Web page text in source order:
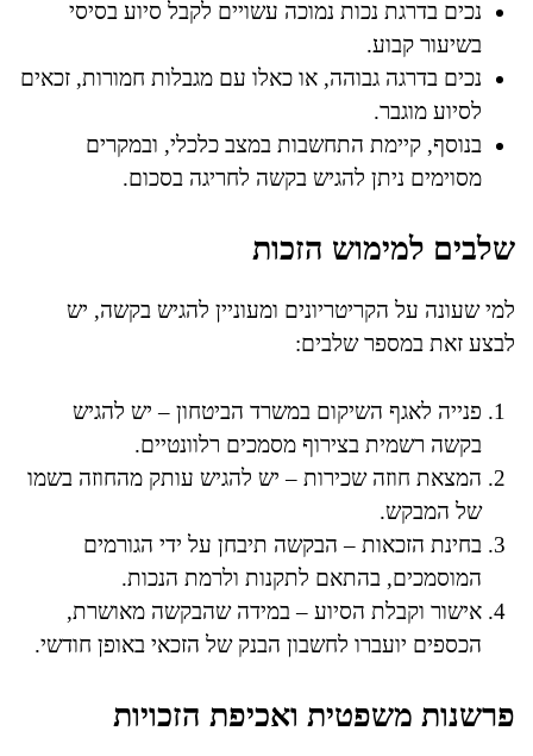
נכים בדרגת נכות נמוכה עשויים לקבל סיוע בסיסי
בשיעור קבוע.
נכים בדרגה גבוהה, או כאלו עם מגבלות חמורות, זכאים
לסיוע מוגבר.
בנוסף, קיימת התחשבות במצב כלכלי, ובמקרים
מסוימים ניתן להגיש בקשה לחריגה בסכום.
שלבים למימוש הזכות
למי שעונה על הקריטריונים ומעוניין להגיש בקשה, יש
לבצע זאת במספר שלבים:
פנייה לאגף השיקום במשרד הביטחון – יש להגיש
בקשה רשמית בצירוף מסמכים רלוונטיים.
המצאת חוזה שכירות – יש להגיש עותק מהחוזה בשמו
של המבקש.
בחינת הזכאות – הבקשה תיבחן על ידי הגורמים
המוסמכים, בהתאם לתקנות ולרמת הנכות.
אישור וקבלת הסיוע – במידה שהבקשה מאושרת,
הכספים יועברו לחשבון הבנק של הזכאי באופן חודשי.
פרשנות משפטית ואכיפת הזכויות